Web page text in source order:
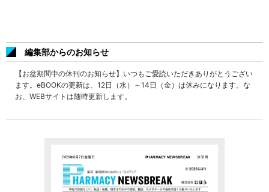
編集部からのお知らせ
【お盆期間中の休刊のお知らせ】いつもご愛読いただきありがとうござい
ます。eBOOKの更新は、12日（水）～14日（金）は休みになります。な
お、WEBサイトは随時更新します。